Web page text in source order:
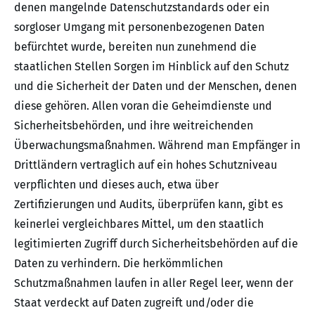
denen mangelnde Datenschutzstandards oder ein
sorgloser Umgang mit personenbezogenen Daten
befürchtet wurde, bereiten nun zunehmend die
staatlichen Stellen Sorgen im Hinblick auf den Schutz
und die Sicherheit der Daten und der Menschen, denen
diese gehören. Allen voran die Geheimdienste und
Sicherheitsbehörden, und ihre weitreichenden
Überwachungsmaßnahmen. Während man Empfänger in
Drittländern vertraglich auf ein hohes Schutzniveau
verpflichten und dieses auch, etwa über
Zertifizierungen und Audits, überprüfen kann, gibt es
keinerlei vergleichbares Mittel, um den staatlich
legitimierten Zugriff durch Sicherheitsbehörden auf die
Daten zu verhindern. Die herkömmlichen
Schutzmaßnahmen laufen in aller Regel leer, wenn der
Staat verdeckt auf Daten zugreift und/oder die